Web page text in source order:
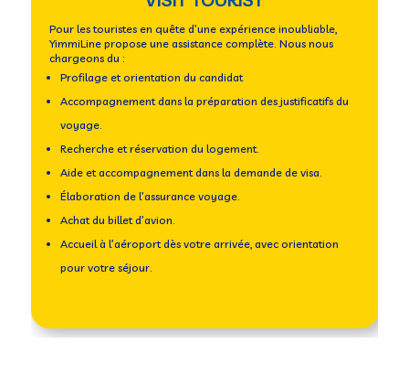
Pour les touristes en quête d’une expérience inoubliable,
YimmiLine propose une assistance complète. Nous nous
chargeons du :
Profilage et orientation du candidat
Accompagnement dans la préparation des justificatifs du
voyage.
Recherche et réservation du logement.
Aide et accompagnement dans la demande de visa.
Élaboration de l’assurance voyage.
Achat du billet d’avion.
Accueil à l’aéroport dès votre arrivée, avec orientation
pour votre séjour.